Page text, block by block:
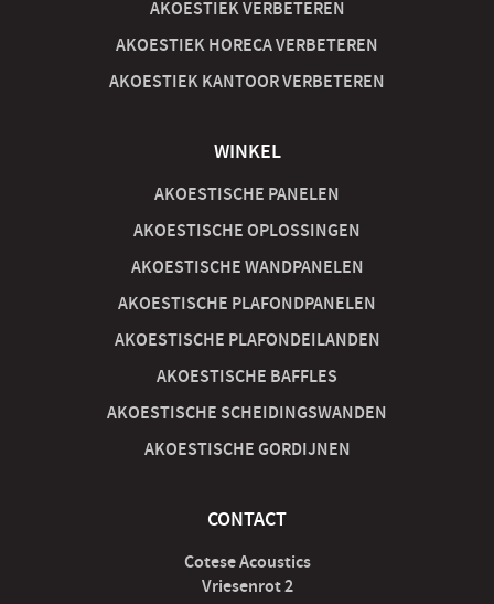
AKOESTIEK VERBETEREN
AKOESTIEK HORECA VERBETEREN
AKOESTIEK KANTOOR VERBETEREN
WINKEL
AKOESTISCHE PANELEN
AKOESTISCHE OPLOSSINGEN
AKOESTISCHE WANDPANELEN
AKOESTISCHE PLAFONDPANELEN
AKOESTISCHE PLAFONDEILANDEN
AKOESTISCHE BAFFLES
AKOESTISCHE SCHEIDINGSWANDEN
AKOESTISCHE GORDIJNEN
CONTACT
Cotese Acoustics
Vriesenrot 2